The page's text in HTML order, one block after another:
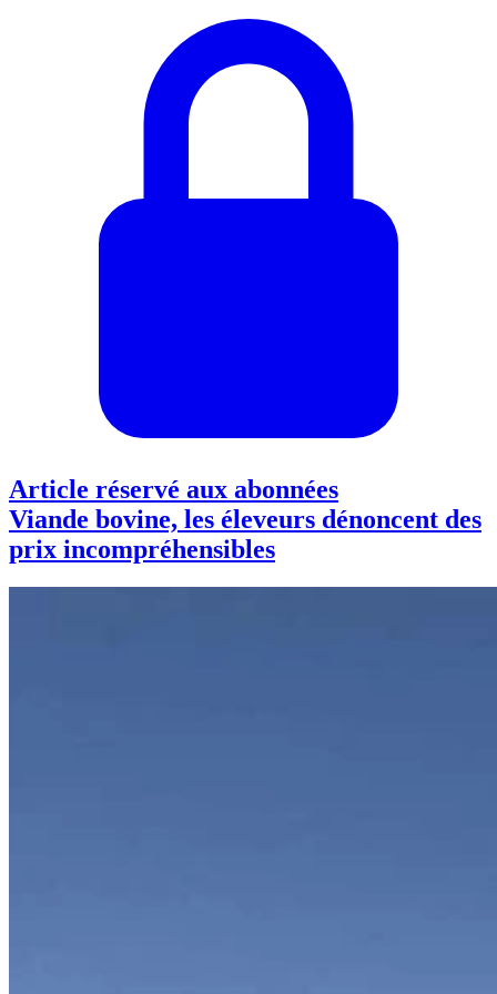
Article réservé aux abonnées
Viande bovine, les éleveurs dénoncent des
prix incompréhensibles